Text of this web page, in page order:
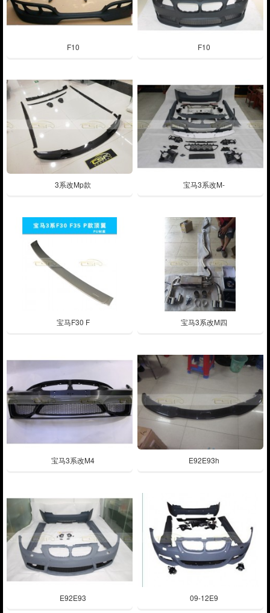
F10 F10
3系改Mp款 宝马3系改M-
宝马F30 F 宝马3系改M四
宝马3系改M4 E92E93h
E92E93 09-12E9